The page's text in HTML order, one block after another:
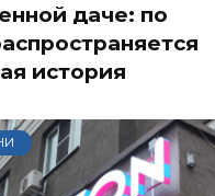
даче: по
история